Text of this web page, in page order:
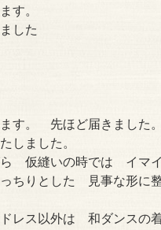
す。
した
す。 先ほど届きました。
しました。
ら 仮縫いの時では イマ
ちりとした 見事な形に
レス以外は 和ダンスの